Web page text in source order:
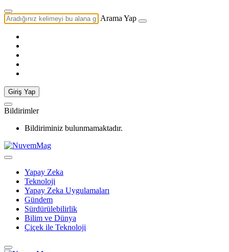
Arama Yap
Giriş Yap
Bildirimler
Bildiriminiz bulunmamaktadır.
Yapay Zeka
Teknoloji
Yapay Zeka Uygulamaları
Gündem
Sürdürülebilirlik
Bilim ve Dünya
Çiçek ile Teknoloji